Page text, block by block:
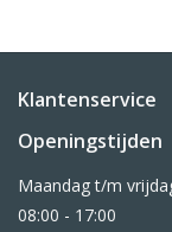
Klantenservice
Openingstijden
Maandag t/m
08:00 - 17:00